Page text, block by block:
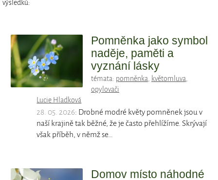
výsledků:
Pomněnka jako symbol
naděje, paměti a
vyznání lásky
témata: pomněnka, květomluva,
opylovači
Lucie Hladková
28. 05. 2026: Drobné modré květy pomněnek jsou v
naší krajině tak běžné, že je často přehlížíme. Skrývají
však příběh, v němž se…
Domov místo náhodné